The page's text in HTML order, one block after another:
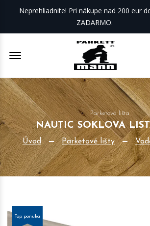
Neprehliadnite! Pri nákupe nad 200 eur
ZADARMO.
Offcanvas Menu Open
Parketová lišta
NAUTIC SOKLOVA
Úvod Parketové lišty
Top ponuka